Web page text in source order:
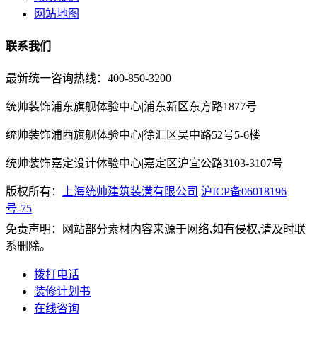
网站地图
联系我们
最新统一咨询热线：400-850-3200
统帅装饰浦东旗舰体验中心|浦东新区东方路1877号
统帅装饰浦西旗舰体验中心|徐汇区吴中路52号5-6楼
统帅装饰嘉定设计体验中心|嘉定区沪宜公路3103-3107号
版权所有： 上海统帅建筑装潢有限公司 沪ICP备06018196
号-75
免责声明：网站部分素材内容来源于网络,如有侵权,请及时联
系删除。
拨打电话
装修计划书
在线咨询